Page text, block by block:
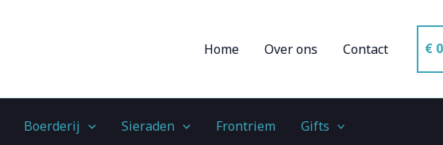
Home Over ons Contact €
Boerderij Sieraden Frontriem Gifts